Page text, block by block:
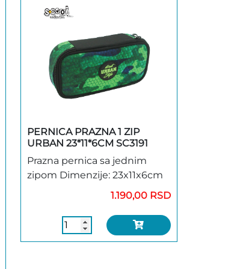
PERNICA PRAZNA 1 ZIP
URBAN 23*11*6CM SC3191
Prazna pernica sa jednim
zipom Dimenzije: 23x11x6cm
1.190,00 RSD